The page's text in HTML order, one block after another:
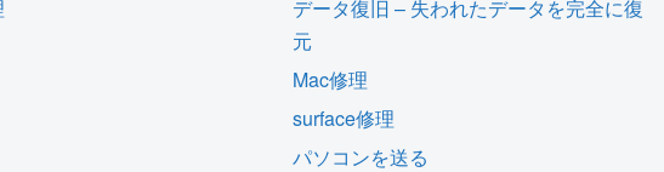
データ復旧 – 失われたデータを完全に復
元
Mac修理
surface修理
パソコンを送る